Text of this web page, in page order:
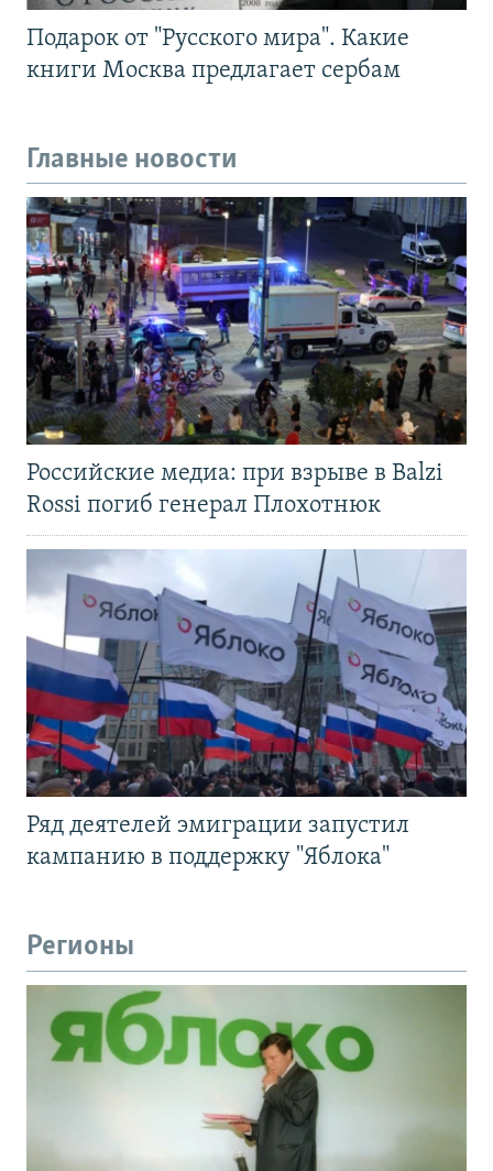
Подарок от "Русского мира". Какие
книги Москва предлагает сербам
Главные новости
Российские медиа: при взрыве в Balzi
Rossi погиб генерал Плохотнюк
Ряд деятелей эмиграции запустил
кампанию в поддержку "Яблока"
Регионы